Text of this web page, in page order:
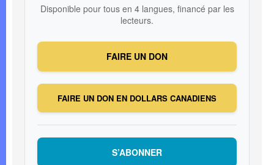
Disponible pour tous en 4 langues, financé par les
lecteurs.
FAIRE UN DON
FAIRE UN DON EN DOLLARS CANADIENS
S’ABONNER